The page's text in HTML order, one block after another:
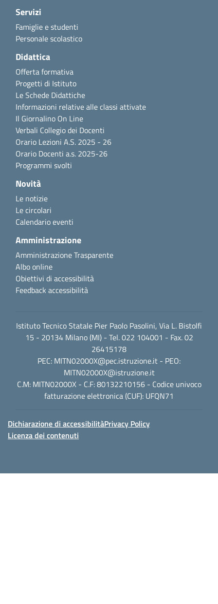
Servizi
Famiglie e studenti
Personale scolastico
Didattica
Offerta formativa
Progetti di Istituto
Le Schede Didattiche
Informazioni relative alle classi attivate
Il Giornalino On Line
Verbali Collegio dei Docenti
Orario Lezioni A.S. 2025 - 26
Orario Docenti a.s. 2025-26
Programmi svolti
Novità
Le notizie
Le circolari
Calendario eventi
Amministrazione
Amministrazione Trasparente
Albo online
Obiettivi di accessibilità
Feedback accessibilità
Istituto Tecnico Statale Pier Paolo Pasolini, Via L. Bistolfi
15 - 20134 Milano (MI) - Tel. 022 104001 - Fax. 02
26415178
PEC: MITN02000X@pec.istruzione.it - PEO:
MITN02000X@istruzione.it
C.M: MITN02000X - C.F: 80132210156 - Codice univoco
fatturazione elettronica (CUF): UFQN71
Dichiarazione di accessibilitàPrivacy Policy
Licenza dei contenuti